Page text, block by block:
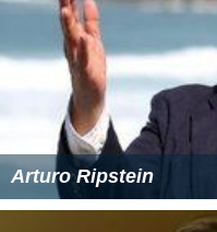
Arturo Ripstein